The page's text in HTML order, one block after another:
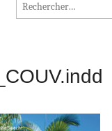
Rechercher :